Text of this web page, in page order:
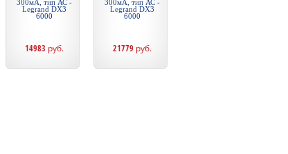
300мА, тип АС -
Legrand DX3
6000
14983 руб.
300мА, тип АС -
Legrand DX3
6000
21779 руб.